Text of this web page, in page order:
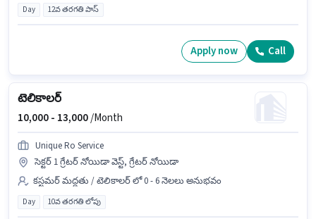
Day 12వ తరగతి పాస్
Apply now Call
టెలికాలర్
10,000 - 13,000/Month
Unique Ro Service
సెక్టర్ 1 గ్రేటర్ నోయిడా వెస్ట్, గ్రేటర్ నోయిడా
కస్టమర్ మద్దతు / టెలికాలర్ లో 0 - 6 నెలలు అనుభవం
Day 10వ తరగతి లోపు